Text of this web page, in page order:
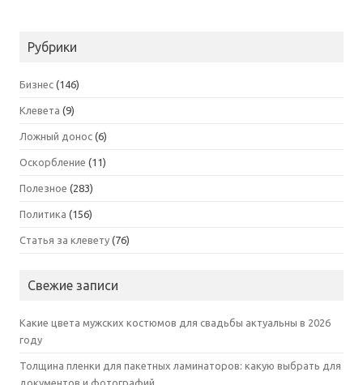
Рубрики
Бизнес (146)
Клевета (9)
Ложный донос (6)
Оскорбление (11)
Полезное (283)
Политика (156)
Статья за клевету (76)
Свежие записи
Какие цвета мужских костюмов для свадьбы актуальны в 2026
году
Толщина пленки для пакетных ламинаторов: какую выбрать для
документов и фотографий